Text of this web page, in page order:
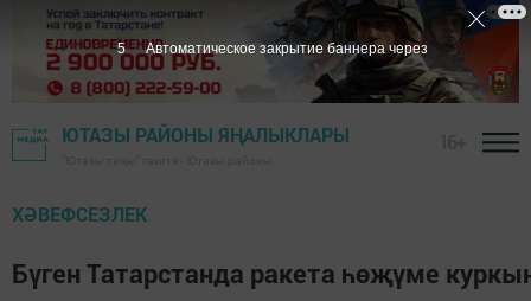
ЮТАЗЫ РАЙОНЫ ЯҢАЛЫКЛАРЫ
ХӘВЕФСЕЗЛЕК
Бүген Татарстанда ракета һөҗүме
3 Автоматическое закрытие баннера через